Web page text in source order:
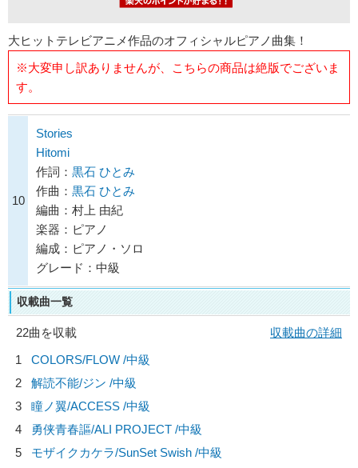
大ヒットテレビアニメ作品のオフィシャルピアノ曲集！
※大変申し訳ありませんが、こちらの商品は絶版でございま
す。
10
Stories
Hitomi
作詞： 黒石 ひとみ
作曲： 黒石 ひとみ
編曲：村上 由紀
楽器：ピアノ
編成：ピアノ・ソロ
グレード：中級
収載曲一覧
22曲を収載
収載曲の詳細
1
COLORS/FLOW /中級
2
解読不能/ジン /中級
3
瞳ノ翼/ACCESS /中級
4
勇侠青春謳/ALI PROJECT /中級
5
モザイクカケラ/SunSet Swish /中級